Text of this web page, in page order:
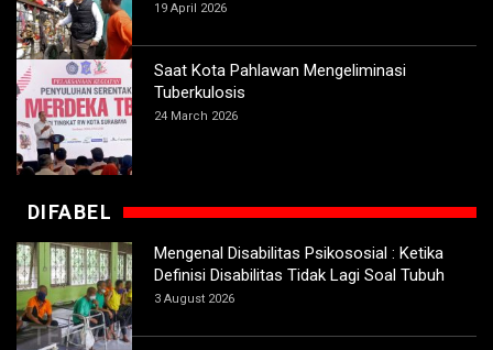
19 April 2026
Saat Kota Pahlawan Mengeliminasi
Tuberkulosis
24 March 2026
DIFABEL
Mengenal Disabilitas Psikososial : Ketika
Definisi Disabilitas Tidak Lagi Soal Tubuh
3 August 2026